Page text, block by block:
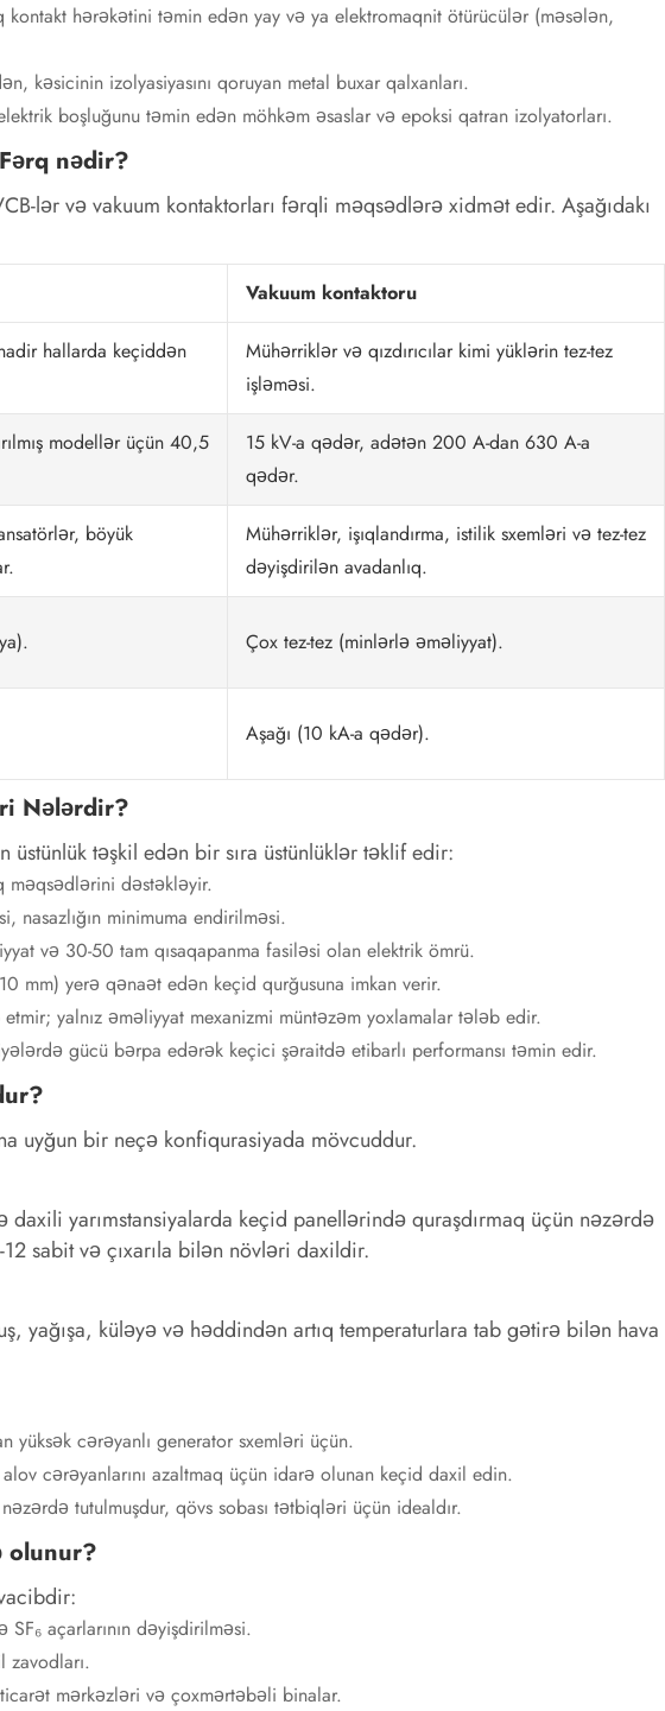
hərəkətini təmin edən yay və ya elektromaqnit ötürücülər (məsələn,
kəsicinin izolyasiyasını qoruyan metal buxar qalxanları.
boşluğunu təmin edən möhkəm əsaslar və epoksi qatran izolyatorları.
nədir?
lər və vakuum kontaktorları fərqli məqsədlərə xidmət edir. Aşağıdakı
Vakuum kontaktoru
hallarda keçiddən
Mühərriklər və qızdırıcılar kimi yüklərin tez-tez
işləməsi.
modellər üçün 40,5
15 kV-a qədər, adətən 200 A-dan 630 A-a
qədər.
böyük
Mühərriklər, işıqlandırma, istilik sxemləri və tez-tez
dəyişdirilən avadanlıq.
Çox tez-tez (minlərlə əməliyyat).
Aşağı (10 kA-a qədər).
Nələrdir?
təşkil edən bir sıra üstünlüklər təklif edir:
məqsədlərini dəstəkləyir.
nasazlığın minimuma endirilməsi.
və 30-50 tam qısaqapanma fasiləsi olan elektrik ömrü.
mm) yerə qənaət edən keçid qurğusuna imkan verir.
yalnız əməliyyat mexanizmi müntəzəm yoxlamalar tələb edir.
gücü bərpa edərək keçici şəraitdə etibarlı performansı təmin edir.
uyğun bir neçə konfiqurasiyada mövcuddur.
yarımstansiyalarda keçid panellərində quraşdırmaq üçün nəzərdə
sabit və çıxarıla bilən növləri daxildir.
yağışa, küləyə və həddindən artıq temperaturlara tab gətirə bilən hava
yüksək cərəyanlı generator sxemləri üçün.
cərəyanlarını azaltmaq üçün idarə olunan keçid daxil edin.
tutulmuşdur, qövs sobası tətbiqləri üçün idealdır.
olunur?
SF₆ açarlarının dəyişdirilməsi.
zavodları.
mərkəzləri və çoxmərtəbəli binalar.